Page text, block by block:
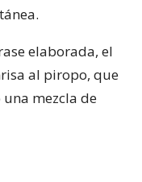
elaborada, el
al piropo, que
mezcla de